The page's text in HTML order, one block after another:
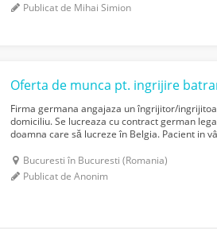
Publicat de Mihai Simion
Oferta de munca pt. ingrijire
Firma germana angajaza un îngrijitor/
domiciliu. Se lucreaza cu contract german
doamna care să lucreze în Belgia. Pacient in
Bucuresti în Bucuresti (Romania)
Publicat de Anonim